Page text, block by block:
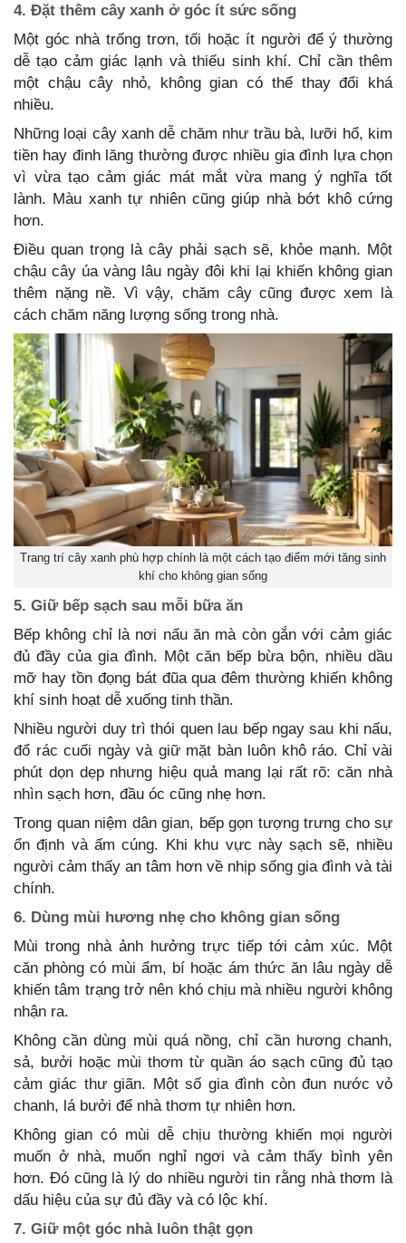
4. Đặt thêm cây xanh ở góc ít sức sống
Một góc nhà trống trơn, tối hoặc ít người để ý thường
dễ tạo cảm giác lạnh và thiếu sinh khí. Chỉ cần thêm
một chậu cây nhỏ, không gian có thể thay đổi khá
nhiều.
Những loại cây xanh dễ chăm như trầu bà, lưỡi hổ, kim
tiền hay đinh lăng thường được nhiều gia đình lựa chọn
vì vừa tạo cảm giác mát mắt vừa mang ý nghĩa tốt
lành. Màu xanh tự nhiên cũng giúp nhà bớt khô cứng
hơn.
Điều quan trọng là cây phải sạch sẽ, khỏe mạnh. Một
chậu cây úa vàng lâu ngày đôi khi lại khiến không gian
thêm nặng nề. Vì vậy, chăm cây cũng được xem là
cách chăm năng lượng sống trong nhà.
Trang trí cây xanh phù hợp chính là một cách tạo điểm mới tăng sinh
khí cho không gian sống
5. Giữ bếp sạch sau mỗi bữa ăn
Bếp không chỉ là nơi nấu ăn mà còn gắn với cảm giác
đủ đầy của gia đình. Một căn bếp bừa bộn, nhiều dầu
mỡ hay tồn đọng bát đũa qua đêm thường khiến không
khí sinh hoạt dễ xuống tinh thần.
Nhiều người duy trì thói quen lau bếp ngay sau khi nấu,
đổ rác cuối ngày và giữ mặt bàn luôn khô ráo. Chỉ vài
phút dọn dẹp nhưng hiệu quả mang lại rất rõ: căn nhà
nhìn sạch hơn, đầu óc cũng nhẹ hơn.
Trong quan niệm dân gian, bếp gọn tượng trưng cho sự
ổn định và ấm cúng. Khi khu vực này sạch sẽ, nhiều
người cảm thấy an tâm hơn về nhịp sống gia đình và tài
chính.
6. Dùng mùi hương nhẹ cho không gian sống
Mùi trong nhà ảnh hưởng trực tiếp tới cảm xúc. Một
căn phòng có mùi ẩm, bí hoặc ám thức ăn lâu ngày dễ
khiến tâm trạng trở nên khó chịu mà nhiều người không
nhận ra.
Không cần dùng mùi quá nồng, chỉ cần hương chanh,
sả, bưởi hoặc mùi thơm từ quần áo sạch cũng đủ tạo
cảm giác thư giãn. Một số gia đình còn đun nước vỏ
chanh, lá bưởi để nhà thơm tự nhiên hơn.
Không gian có mùi dễ chịu thường khiến mọi người
muốn ở nhà, muốn nghỉ ngơi và cảm thấy bình yên
hơn. Đó cũng là lý do nhiều người tin rằng nhà thơm là
dấu hiệu của sự đủ đầy và có lộc khí.
7. Giữ một góc nhà luôn thật gọn